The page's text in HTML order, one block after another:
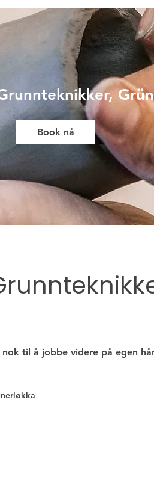
Bli
Book nå
til å jobbe videre på egen